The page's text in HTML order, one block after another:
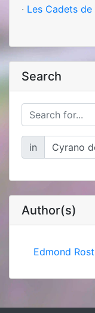
· Les Cadets de
Search
in
Author(s)
Edmond